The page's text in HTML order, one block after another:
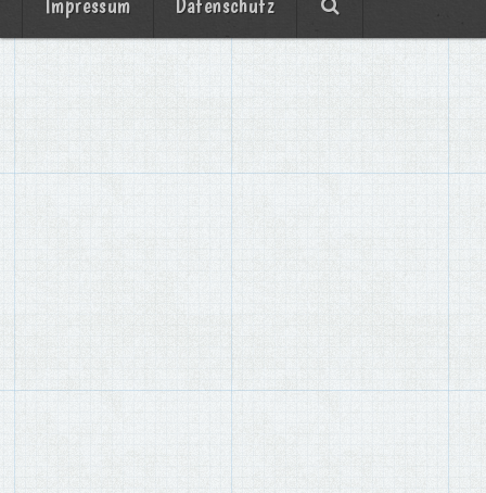
Impressum Datenschutz